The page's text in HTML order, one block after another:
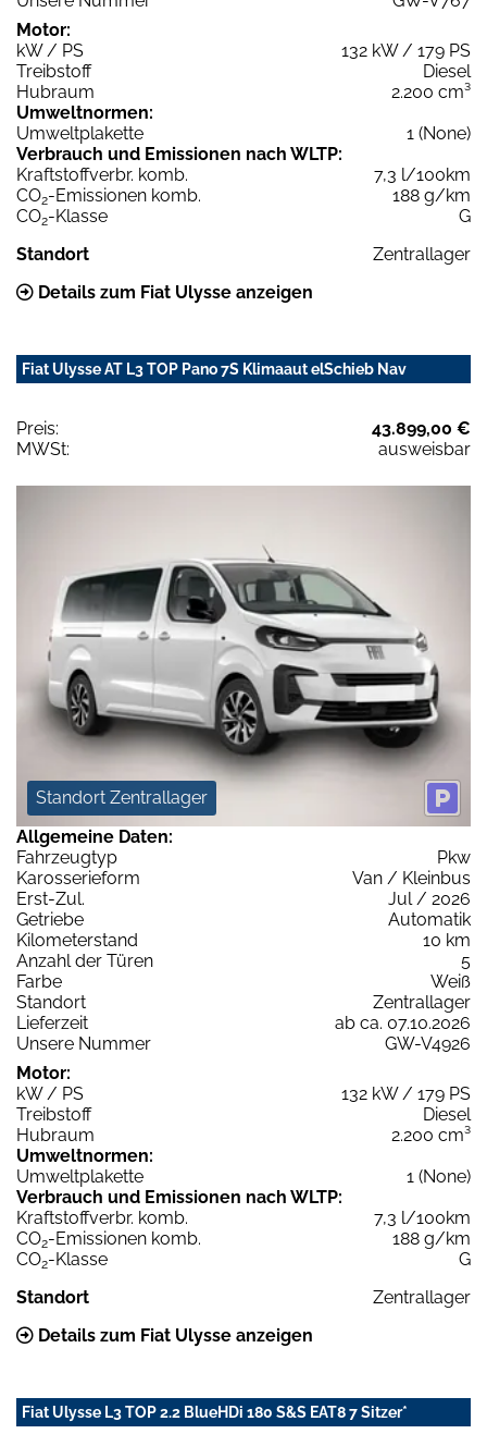
Motor:
kW / PS
132 kW / 179 PS
Treibstoff
Diesel
Hubraum
2.200 cm³
Umweltnormen:
Umweltplakette
1 (None)
Verbrauch und Emissionen nach WLTP:
Kraftstoffverbr. komb.
7,3 l/100km
CO2-Emissionen komb.
188 g/km
CO2-Klasse
G
Standort
Zentrallager
Details zum Fiat Ulysse anzeigen
Fiat Ulysse AT L3 TOP Pano 7S Klimaaut elSchieb Nav
Preis:
43.899,00 €
MWSt:
ausweisbar
Standort Zentrallager
Allgemeine Daten:
Fahrzeugtyp
Pkw
Karosserieform
Van / Kleinbus
Erst-Zul.
Jul / 2026
Getriebe
Automatik
Kilometerstand
10 km
Anzahl der Türen
5
Farbe
Weiß
Standort
Zentrallager
Lieferzeit
ab ca. 07.10.2026
Unsere Nummer
GW-V4926
Motor:
kW / PS
132 kW / 179 PS
Treibstoff
Diesel
Hubraum
2.200 cm³
Umweltnormen:
Umweltplakette
1 (None)
Verbrauch und Emissionen nach WLTP:
Kraftstoffverbr. komb.
7,3 l/100km
CO2-Emissionen komb.
188 g/km
CO2-Klasse
G
Standort
Zentrallager
Details zum Fiat Ulysse anzeigen
Fiat Ulysse L3 TOP 2.2 BlueHDi 180 S&S EAT8 7 Sitzer*